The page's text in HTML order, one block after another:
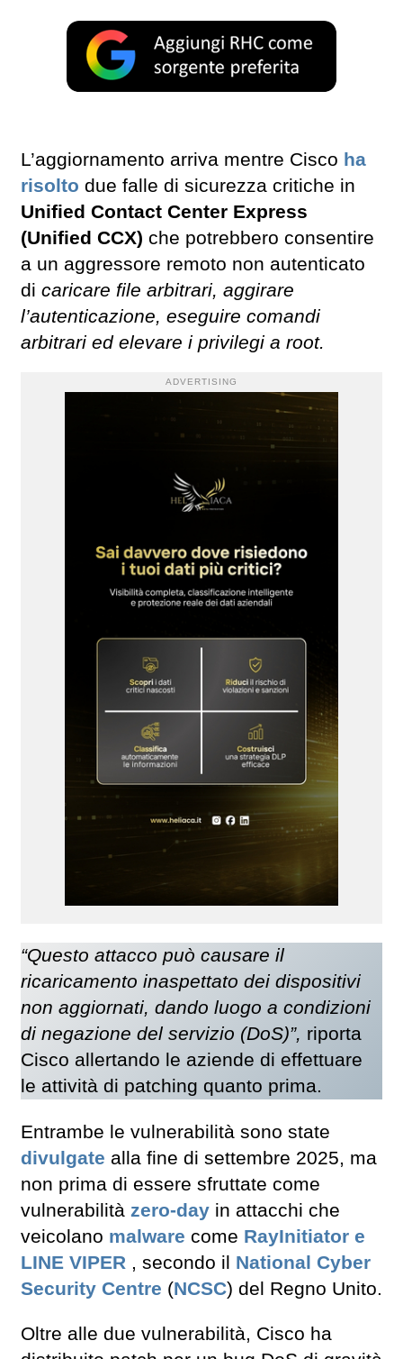
L’aggiornamento arriva mentre Cisco ha
risolto due falle di sicurezza critiche in
Unified Contact Center Express
(Unified CCX) che potrebbero consentire
a un aggressore remoto non autenticato
di caricare file arbitrari, aggirare
l’autenticazione, eseguire comandi
arbitrari ed elevare i privilegi a root.
ADVERTISING
“Questo attacco può causare il
ricaricamento inaspettato dei dispositivi
non aggiornati, dando luogo a condizioni
di negazione del servizio (DoS)”, riporta
Cisco allertando le aziende di effettuare
le attività di patching quanto prima.
Entrambe le vulnerabilità sono state
divulgate alla fine di settembre 2025, ma
non prima di essere sfruttate come
vulnerabilità zero-day in attacchi che
veicolano malware come RayInitiator e
LINE VIPER , secondo il National Cyber
Security Centre (NCSC) del Regno Unito.
Oltre alle due vulnerabilità, Cisco ha